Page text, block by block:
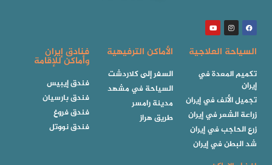
السياحة العلاجية
تكميم المعدة في
إيران
تجميل الأنف في إيران
زراعة الشعر في إيران
زرع الحاجب في إيران
شد البطن في إيران
الأماكن الترفيهية
السفر إلى كلاردشت
السياحة في مشهد
مدينة رامسر
طريق هراز
فنادق إيران
وأماكن للإقامة
فندق إيبيس
فندق بارسيان
فندق فروغ
فندق نووتل